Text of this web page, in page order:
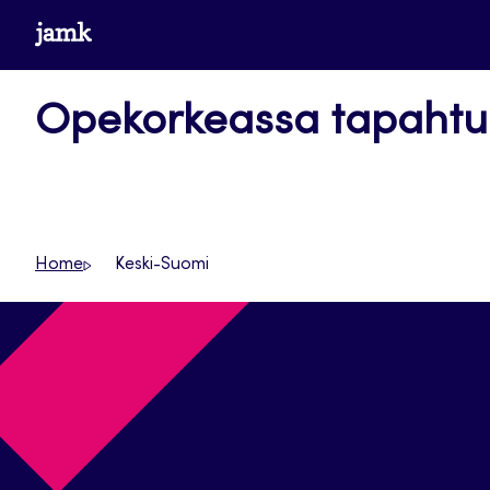
Siirrywww.jamk.fi
Opekorkeassa
Home Keski-Suomi